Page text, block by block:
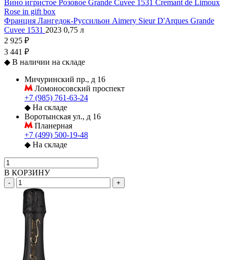
Вино игристое Розовое Grande Cuvee 1531 Cremant de Limoux
Rose in gift box
Франция Лангедок-Руссильон Aimery Sieur D'Arques Grande
Cuvee 1531 2023 0,75 л
2 925 ₽
3 441 ₽
◆ В наличии на складе
Мичуринский пр., д 16
Ломоносовский проспект
+7 (985) 761-63-24
◆ На складе
Воротынская ул., д 16
Планерная
+7 (499) 500-19-48
◆ На складе
В КОРЗИНУ
- +